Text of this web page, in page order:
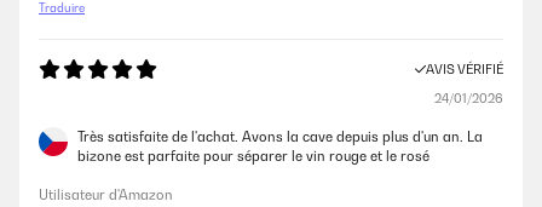
Traduire
AVIS VÉRIFIÉ
24/01/2026
Très satisfaite de l'achat. Avons la cave depuis plus d'un an. La
bizone est parfaite pour séparer le vin rouge et le rosé
Utilisateur d'Amazon